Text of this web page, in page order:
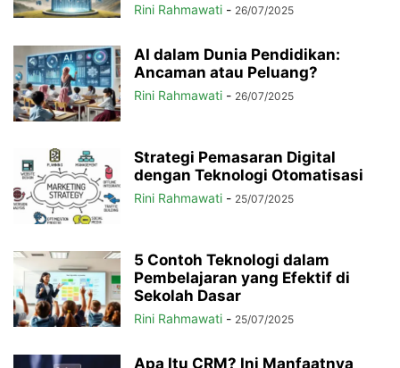
Rini Rahmawati - 26/07/2025
AI dalam Dunia Pendidikan:
Ancaman atau Peluang?
Rini Rahmawati - 26/07/2025
Strategi Pemasaran Digital
dengan Teknologi Otomatisasi
Rini Rahmawati - 25/07/2025
5 Contoh Teknologi dalam
Pembelajaran yang Efektif di
Sekolah Dasar
Rini Rahmawati - 25/07/2025
Apa Itu CRM? Ini Manfaatnya